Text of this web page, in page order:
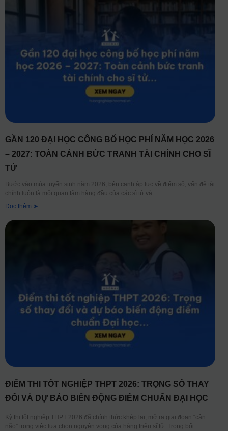
GẦN 120 ĐẠI HỌC CÔNG BỐ HỌC PHÍ NĂM HỌC 2026
– 2027: TOÀN CẢNH BỨC TRANH TÀI CHÍNH CHO SĨ
TỬ
Bước vào mùa tuyển sinh năm 2026, bên cạnh áp lực về điểm số, vấn đề tài
chính luôn là mối quan tâm hàng đầu của các sĩ tử và
Đọc thêm ➤
ĐIỂM THI TỐT NGHIỆP THPT 2026: TRỌNG SỐ THAY
ĐỔI VÀ DỰ BÁO BIẾN ĐỘNG ĐIỂM CHUẨN ĐẠI HỌC
Kỳ thi tốt nghiệp THPT 2026 đã chính thức khép lại, mở ra giai đoạn “cân
não” trong việc lựa chọn nguyện vọng của hàng triệu sĩ tử. Trong bối